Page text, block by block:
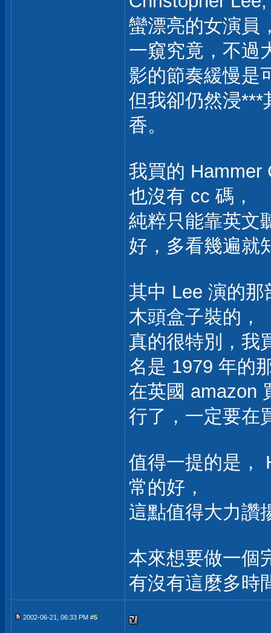
蠻漂亮的女演員
一窺究竟，不過
影的節奏緩慢是
但我卻仍然浸***
香。
我買的 Hammer
也沒有 cc 碼，
純粹只能靠英文
好，多看幾遍就
其中 Lee 演的
木頭盒子裝的，
真的很特別，我
名是 1979 年的
在英國 amazon
行了，一定要在
值得一提的是，
常的好，
這點值得大力讚
本來想要做一個
有沒有這麼多時
2002-06-21, 06:33 PM #5